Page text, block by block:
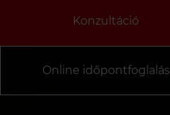
Konzultáció
Online időpontfoglalás